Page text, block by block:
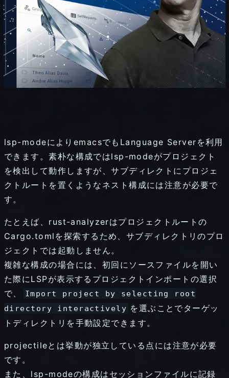
lsp-modeによりemacsでもLanguage Serverを利用
できます。素朴な構成ではlsp-modeがプロジェクト
を検出して動作しますが、サブディレクトにプロジェ
クトルートを置くようなネスト構成には注意が必要で
す。
たとえば、rust-analyzerはプロジェクトルートの
Cargo.tomlを探索するため、サブディレクトリのプロ
ジェクトでは起動しません。
複雑な構成の場合には、初回にソースファイルを開い
た際にLSPが表示するプロジェクトインポートの選択
で、
Import project by selecting root
directory interactively を選ぶことでターゲッ
トディレクトリを手動設定できます。
projectileとは挙動が独立している点には注意が必要
です。
また、lsp-modeの構成はセッションファイルに記録